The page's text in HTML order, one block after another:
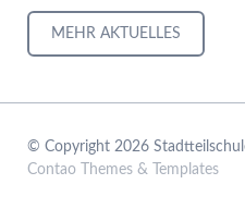
MEHR AKTUELLES
© Copyright 2026
Contao Themes & Templates